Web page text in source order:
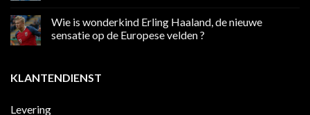
meer
100
land
scoort
op
jaar
nog
eens
tegen
Wie is wonderkind Erling Haaland, de nieuwe
sensatie op de Europese velden ?
Wie
is
Haaland,
KLANTENDIENST
Levering